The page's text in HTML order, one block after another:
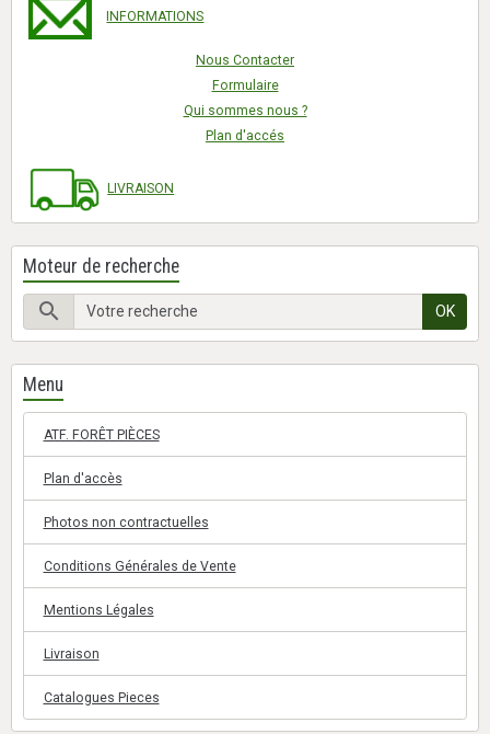
INFORMATIONS
Nous Contacter
Formulaire
Qui sommes nous ?
Plan d'accés
LIVRAISON
Moteur de recherche
OK
Menu
ATF. FORÊT PIÈCES
Plan d'accès
Photos non contractuelles
Conditions Générales de Vente
Mentions Légales
Livraison
Catalogues Pieces